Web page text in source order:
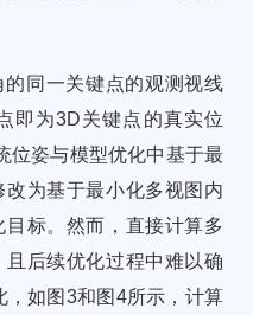
同一关键点的观测视线
即为3D关键点的真实位
位姿与模型优化中基于最
为基于最小化多视图内
标。然而，直接计算多
后续优化过程中难以确
，如图3和图4所示，计算